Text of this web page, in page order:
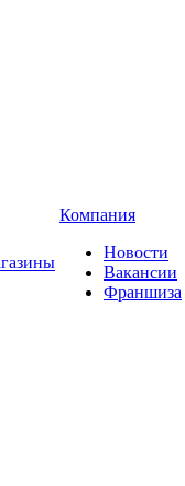
Компания
Новости
Вакансии
Франшиза